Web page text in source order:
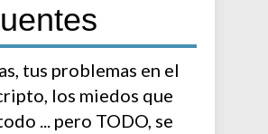
tus problemas en el
los miedos que
... pero TODO, se